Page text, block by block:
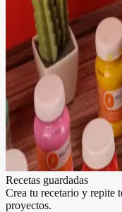
Recetas guardadas
Crea tu recetario y repite
proyectos.